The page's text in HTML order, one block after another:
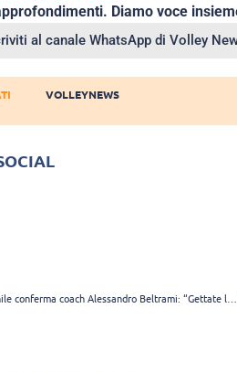
Diamo voce
al canale WhatsApp di Volley
VOLLEYNEWS